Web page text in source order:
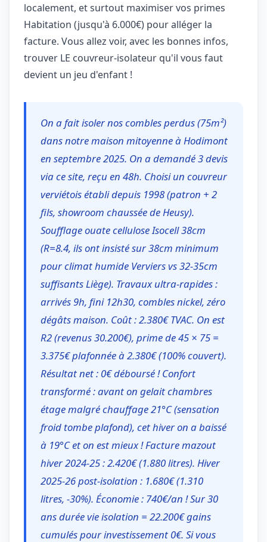
localement, et surtout maximiser vos primes
Habitation (jusqu'à 6.000€) pour alléger la
facture. Vous allez voir, avec les bonnes infos,
trouver LE couvreur-isolateur qu'il vous faut
devient un jeu d'enfant !
On a fait isoler nos combles perdus (75m²)
dans notre maison mitoyenne à Hodimont
en septembre 2025. On a demandé 3 devis
via ce site, reçu en 48h. Choisi un couvreur
verviétois établi depuis 1998 (patron + 2
fils, showroom chaussée de Heusy).
Soufflage ouate cellulose Isocell 38cm
(R=8.4, ils ont insisté sur 38cm minimum
pour climat humide Verviers vs 32-35cm
suffisants Liège). Travaux ultra-rapides :
arrivés 9h, fini 12h30, combles nickel, zéro
dégâts maison. Coût : 2.380€ TVAC. On est
R2 (revenus 30.200€), prime de 45 × 75 =
3.375€ plafonnée à 2.380€ (100% couvert).
Résultat net : 0€ déboursé ! Confort
transformé : avant on gelait chambres
étage malgré chauffage 21°C (sensation
froid tombe plafond), cet hiver on a baissé
à 19°C et on est mieux ! Facture mazout
hiver 2024-25 : 2.420€ (1.880 litres). Hiver
2025-26 post-isolation : 1.680€ (1.310
litres, -30%). Économie : 740€/an ! Sur 30
ans durée vie isolation = 22.200€ gains
cumulés pour investissement 0€. Si vous